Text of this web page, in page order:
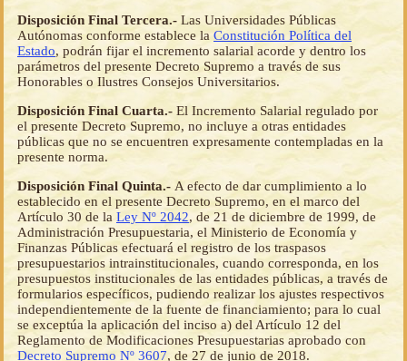
Disposición Final Tercera.- Las Universidades Públicas
Autónomas conforme establece laConstitución Política del
Estado, podrán fijar el incremento salarial acorde y dentro los
parámetros del presente Decreto Supremo a través de sus
Honorables o Ilustres Consejos Universitarios.
Disposición Final Cuarta.- El Incremento Salarial regulado por
el presente Decreto Supremo, no incluye a otras entidades
públicas que no se encuentren expresamente contempladas en la
presente norma.
Disposición Final Quinta.- A efecto de dar cumplimiento a lo
establecido en el presente Decreto Supremo, en el marco del
Artículo 30 de la Ley Nº 2042, de 21 de diciembre de 1999, de
Administración Presupuestaria, el Ministerio de Economía y
Finanzas Públicas efectuará el registro de los traspasos
presupuestarios intrainstitucionales, cuando corresponda, en los
presupuestos institucionales de las entidades públicas, a través de
formularios específicos, pudiendo realizar los ajustes respectivos
independientemente de la fuente de financiamiento; para lo cual
se exceptúa la aplicación del inciso a) del Artículo 12 del
Reglamento de Modificaciones Presupuestarias aprobado con
Decreto Supremo Nº 3607, de 27 de junio de 2018.